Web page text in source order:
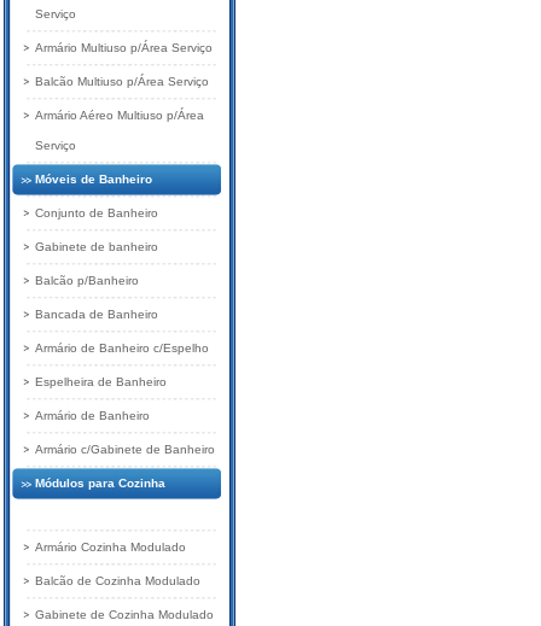
Serviço
Armário Multiuso p/Área Serviço
Balcão Multiuso p/Área Serviço
Armário Aéreo Multiuso p/Área
Serviço
Móveis de Banheiro
Conjunto de Banheiro
Gabinete de banheiro
Balcão p/Banheiro
Bancada de Banheiro
Armário de Banheiro c/Espelho
Espelheira de Banheiro
Armário de Banheiro
Armário c/Gabinete de Banheiro
Módulos para Cozinha
Armário Cozinha Modulado
Balcão de Cozinha Modulado
Gabinete de Cozinha Modulado